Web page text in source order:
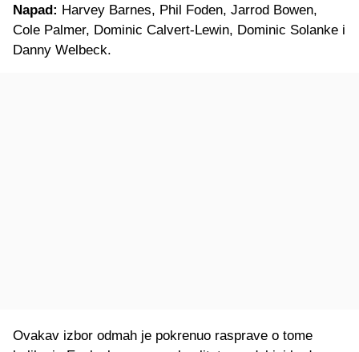
Napad: Harvey Barnes, Phil Foden, Jarrod Bowen,
Cole Palmer, Dominic Calvert-Lewin, Dominic Solanke i
Danny Welbeck.
Ovakav izbor odmah je pokrenuo rasprave o tome